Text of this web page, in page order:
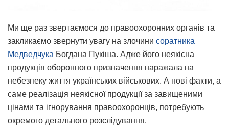
Ми ще раз звертаємося до правоохоронних органів та
закликаємо звернути увагу на злочини соратника
Медведчука Богдана Пукіша. Адже його неякісна
продукція оборонного призначення наражала на
небезпеку життя українських військових. А нові факти, а
саме реалізація неякісної продукції за завищеними
цінами та ігнорування правоохоронців, потребують
окремого детального розслідування.